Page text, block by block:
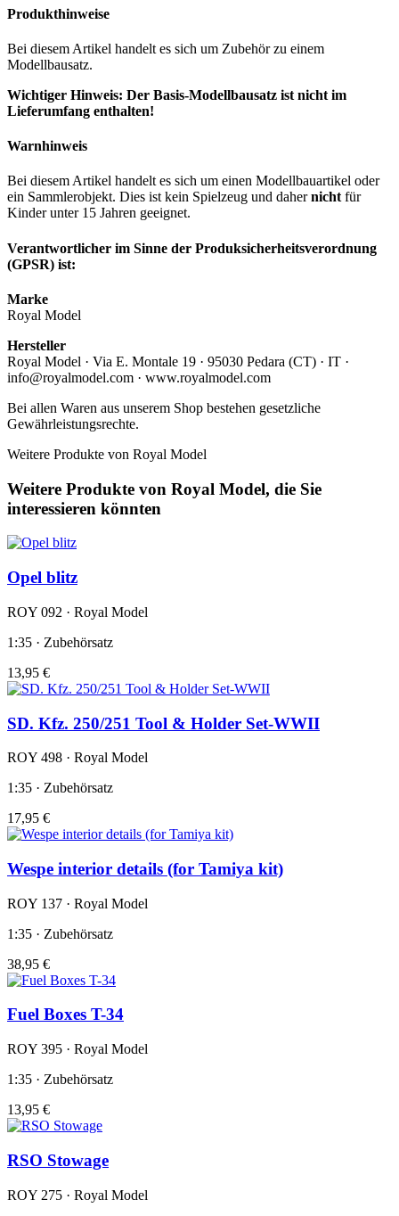
Produkthinweise
Bei diesem Artikel handelt es sich um Zubehör zu einem
Modellbausatz.
Wichtiger Hinweis: Der Basis-Modellbausatz ist nicht im
Lieferumfang enthalten!
Warnhinweis
Bei diesem Artikel handelt es sich um einen Modellbauartikel oder
ein Sammlerobjekt. Dies ist kein Spielzeug und dahernicht für
Kinder unter 15 Jahren geeignet.
Verantwortlicher im Sinne der Produksicherheitsverordnung
(GPSR) ist:
Marke
Royal Model
Hersteller
Royal Model · Via E. Montale 19 · 95030 Pedara (CT) · IT ·
info@royalmodel.com · www.royalmodel.com
Bei allen Waren aus unserem Shop bestehen gesetzliche
Gewährleistungsrechte.
Weitere Produkte von Royal Model
Weitere Produkte von Royal Model, die Sie
interessieren könnten
Opel blitz
ROY 092 · Royal Model
1:35 · Zubehörsatz
13,95 €
SD. Kfz. 250/251 Tool & Holder Set-WWII
ROY 498 · Royal Model
1:35 · Zubehörsatz
17,95 €
Wespe interior details (for Tamiya kit)
ROY 137 · Royal Model
1:35 · Zubehörsatz
38,95 €
Fuel Boxes T-34
ROY 395 · Royal Model
1:35 · Zubehörsatz
13,95 €
RSO Stowage
ROY 275 · Royal Model